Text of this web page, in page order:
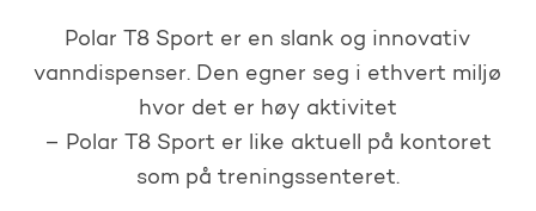
Polar T8 Sport er en slank og innovativ
vanndispenser. Den egner seg i ethvert miljø
hvor det er høy aktivitet
– Polar T8 Sport er like aktuell på kontoret
som på treningssenteret.